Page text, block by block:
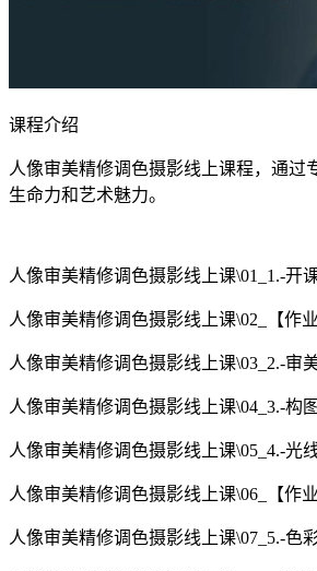
课程介绍
人像审美精修调色摄影线上课程，通
生命力和艺术魅力。
人像审美精修调色摄影线上课\01_1.-开
人像审美精修调色摄影线上课\02_【作
人像审美精修调色摄影线上课\03_2.-审
人像审美精修调色摄影线上课\04_3.-构
人像审美精修调色摄影线上课\05_4.-光
人像审美精修调色摄影线上课\06_【作
人像审美精修调色摄影线上课\07_5.-色